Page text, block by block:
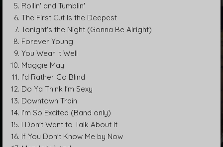
Rollin' and Tumblin'
The First Cut Is the Deepest
Tonight's the Night (Gonna Be Alright)
Forever Young
You Wear It Well
Maggie May
I'd Rather Go Blind
Do Ya Think I'm Sexy
Downtown Train
I'm So Excited (Band only)
I Don't Want to Talk About It
If You Don't Know Me by Now